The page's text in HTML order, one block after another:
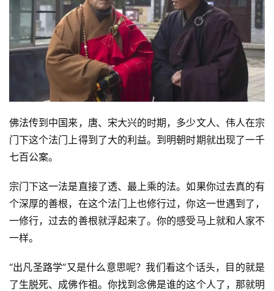
佛法传到中国来，唐、宋大兴的时期，多少文人、伟人在宗
门下这个法门上得到了大的利益。到明朝时期就出现了一千
七百公案。
宗门下这一法是直接了透、最上乘的法。如果你过去真的有
个深厚的善根，在这个法门上也修行过，你这一世遇到了，
一修行，过去的善根就浮起来了。你的感受马上就和人家不
一样。
“出凡圣路学”又是什么意思呢？我们看这个话头，目的就是
了生脱死、成佛作祖。你找到念佛是谁的这个人了，那就明